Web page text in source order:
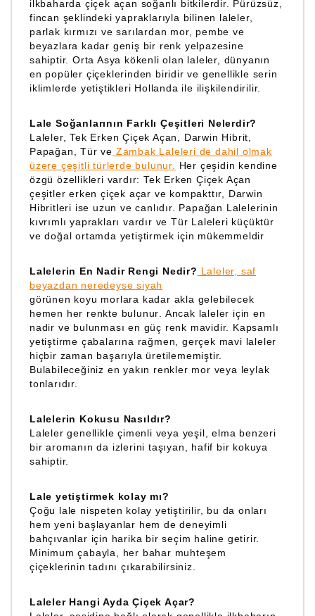
ilkbaharda çiçek açan soğanlı bitkilerdir. Pürüzsüz,
fincan şeklindeki yapraklarıyla bilinen laleler,
parlak kırmızı ve sarılardan mor, pembe ve
beyazlara kadar geniş bir renk yelpazesine
sahiptir. Orta Asya kökenli olan laleler, dünyanın
en popüler çiçeklerinden biridir ve genellikle serin
iklimlerde yetiştikleri Hollanda ile ilişkilendirilir.
Lale Soğanlarının Farklı Çeşitleri Nelerdir?
Laleler, Tek Erken Çiçek Açan, Darwin Hibrit,
Papağan, Tür ve Zambak Laleleri de dahil olmak
üzere çeşitli türlerde bulunur.
Her çeşidin kendine
özgü özellikleri vardır: Tek Erken Çiçek Açan
çeşitler erken çiçek açar ve kompakttır, Darwin
Hibritleri ise uzun ve canlıdır. Papağan Lalelerinin
kıvrımlı yaprakları vardır ve Tür Laleleri küçüktür
ve doğal ortamda yetiştirmek için mükemmeldir
Lalelerin En Nadir Rengi Nedir? Laleler, saf
beyazdan neredeyse siyah
görünen koyu morlara kadar akla gelebilecek
hemen her renkte bulunur . Ancak laleler için en
nadir ve bulunması en güç renk mavidir. Kapsamlı
yetiştirme çabalarına rağmen, gerçek mavi laleler
hiçbir zaman başarıyla üretilememiştir.
Bulabileceğiniz en yakın renkler mor veya leylak
tonlarıdır.
Lalelerin Kokusu Nasıldır?
Laleler genellikle çimenli veya yeşil, elma benzeri
bir aromanın da izlerini taşıyan, hafif bir kokuya
sahiptir.
Lale yetiştirmek kolay mı?
Çoğu lale nispeten kolay yetiştirilir, bu da onları
hem yeni başlayanlar hem de deneyimli
bahçıvanlar için harika bir seçim haline getirir.
Minimum çabayla, her bahar muhteşem
çiçeklerinin tadını çıkarabilirsiniz.
Laleler Hangi Ayda Çiçek Açar?